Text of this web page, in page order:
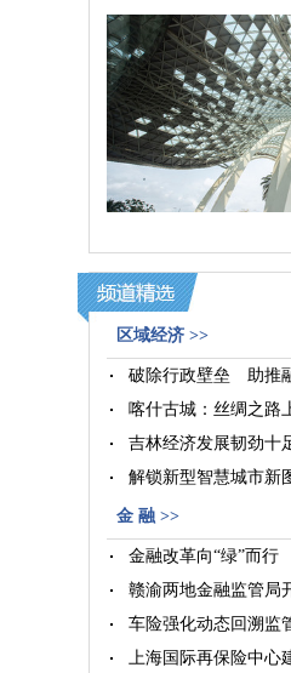
设，在政策实践、产业引领
方面不断强化战略支撑作用。
山东国资坚持问题导向
区域经济 >>
破除行政壁垒 助推
喀什古城：丝绸之路
吉林经济发展韧劲十
解锁新型智慧城市新
金 融 >>
金融改革向“绿”而
赣渝两地金融监管局
车险强化动态回溯监
上海国际再保险中心